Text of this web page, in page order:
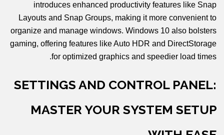
introduces enhanced productivity features like Snap
Layouts and Snap Groups, making it more convenient to
organize and manage windows. Windows 10 also bolsters
gaming, offering features like Auto HDR and DirectStorage
for optimized graphics and speedier load times.
SETTINGS AND CONTROL PANEL:
MASTER YOUR SYSTEM SETUP